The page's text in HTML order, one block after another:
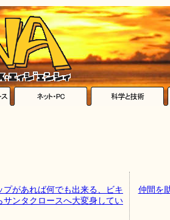
プがあれば何でも出来る、ビキ
サンタクロースへ大変身してい
仲間を